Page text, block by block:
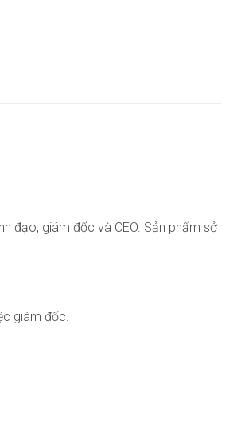
đạo, giám đốc và CEO. Sản phẩm sở
giám đốc.